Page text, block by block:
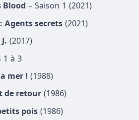
Blood – Saison 1 (2021)
Agents secrets (2021)
(2017)
1 à 3
mer ! (1988)
de retour (1986)
pois (1986)